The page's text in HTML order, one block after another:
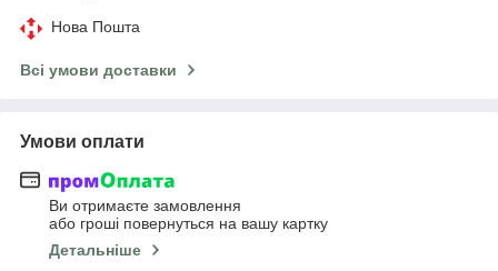
Нова Пошта
Всі умови доставки
Умови оплати
Ви отримаєте замовлення
або гроші повернуться на вашу картку
Детальніше